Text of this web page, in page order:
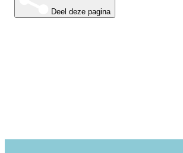
Deel deze pagina